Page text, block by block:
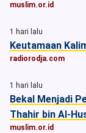
muslim.or.id
1 hari lalu
Keutamaan
radiorodja.com
1 hari lalu
Bekal Menjadi
Thahir bin Al-
muslim.or.id